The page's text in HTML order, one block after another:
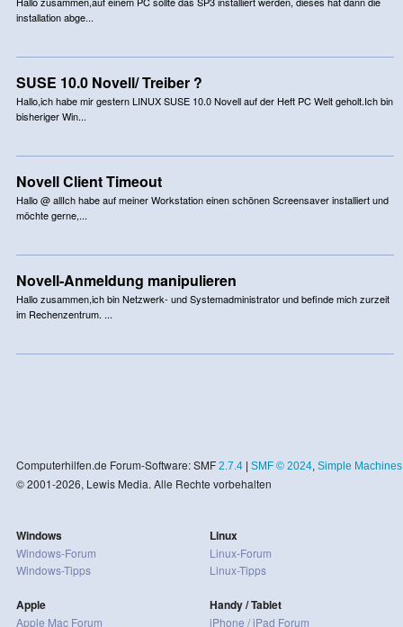
installation abge...
SUSE 10.0 Novell/ Treiber ?
Hallo,ich habe mir gestern LINUX SUSE 10.0 Novell auf der Heft PC Welt geholt.Ich bin
bisheriger Win...
Novell Client Timeout
Hallo @ allIch habe auf meiner Workstation einen schönen Screensaver installiert und
möchte gerne,...
Novell-Anmeldung manipulieren
Hallo zusammen,ich bin Netzwerk- und Systemadministrator und befinde mich zurzeit
im Rechenzentrum. ...
Computerhilfen.de Forum-Software: SMF 2.7.4| SMF © 2024, Simple Machines
© 2001-2026, Lewis Media. Alle Rechte vorbehalten
Windows
Windows-Forum
Windows-Tipps
Apple
Apple Mac Forum
Linux
Linux-Forum
Linux-Tipps
Handy / Tablet
iPhone / iPad Forum